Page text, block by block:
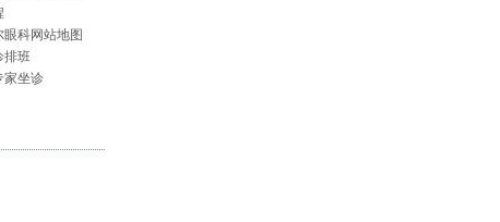
眼科网站地图
排班
家坐诊